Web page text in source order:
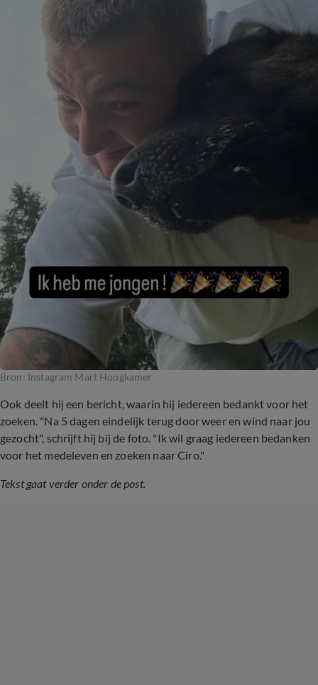
Bron: Instagram Mart Hoogkamer
Ook deelt hij een bericht, waarin hij iedereen bedankt voor het
zoeken. "Na 5 dagen eindelijk terug door weer en wind naar jou
gezocht", schrijft hij bij de foto. "Ik wil graag iedereen bedanken
voor het medeleven en zoeken naar Ciro."
Tekst gaat verder onder de post.